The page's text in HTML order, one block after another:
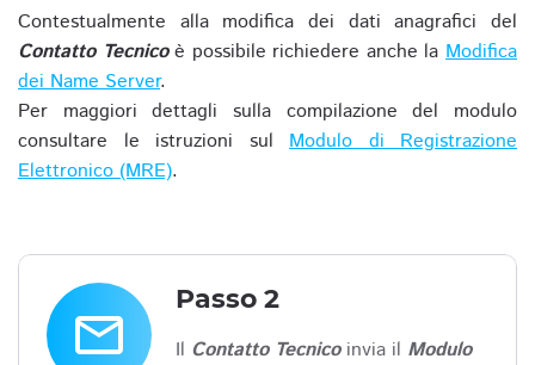
Contestualmente alla modifica dei dati anagrafici del
Contatto Tecnicoè possibile richiedere anche laModifica
dei Name Server.
Per maggiori dettagli sulla compilazione del modulo
consultare le istruzioni sul Modulo di Registrazione
Elettronico (MRE).
email
Passo 2
Il Contatto Tecnicoinvia il Modulo